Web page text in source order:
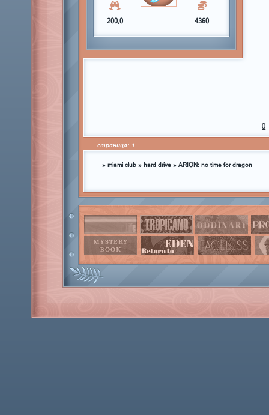
200,0 4360
0
страница: 1
» miami club » hard drive » ARION: no time for dragon